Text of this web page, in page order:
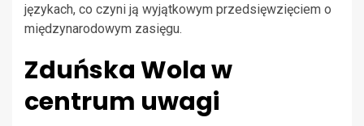
językach, co czyni ją wyjątkowym przedsięwzięciem o
międzynarodowym zasięgu.
Zduńska Wola w
centrum uwagi